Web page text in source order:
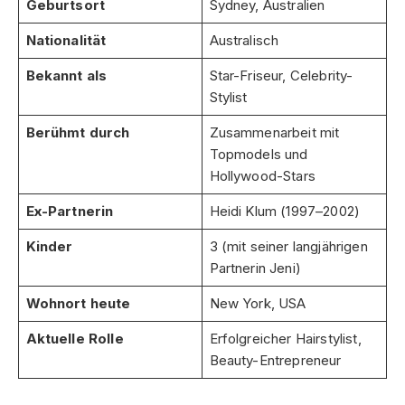
Geburtsort Sydney, Australien
Nationalität Australisch
Bekannt als
Star-Friseur, Celebrity-
Stylist
Berühmt durch
Zusammenarbeit mit
Topmodels und
Hollywood-Stars
Ex-Partnerin Heidi Klum (1997–2002)
Kinder
3 (mit seiner langjährigen
Partnerin Jeni)
Wohnort heute New York, USA
Aktuelle Rolle
Erfolgreicher Hairstylist,
Beauty-Entrepreneur